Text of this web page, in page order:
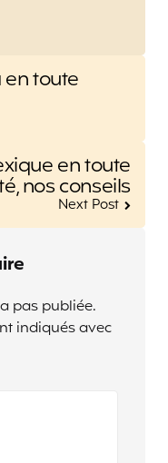
toute
en toute
nos conseils
Next Post
pas publiée.
indiqués avec